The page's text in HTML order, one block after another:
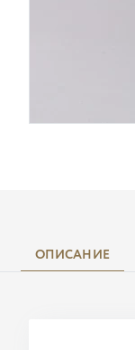
ОПИСАНИЕ